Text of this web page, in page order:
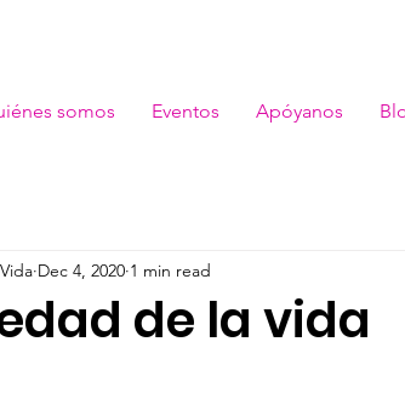
somos Eventos Apóyanos
de la vida
Dec 4, 2020 1 min read